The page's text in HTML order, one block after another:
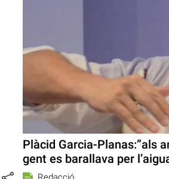
Plàcid Garcia-Planas:”als
gent es barallava per